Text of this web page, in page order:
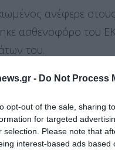
- Do Not Process
opt-out of the sale, sharing
for targeted
selection. Please note that
interest-based ads
ανέφερε
ασθενοφόρο του
του.
ότι ο πατέρας του
ευρισκόμενος σε
πληγές
πιθανότατα να